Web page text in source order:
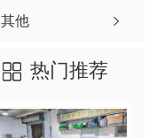
其他
热门推荐